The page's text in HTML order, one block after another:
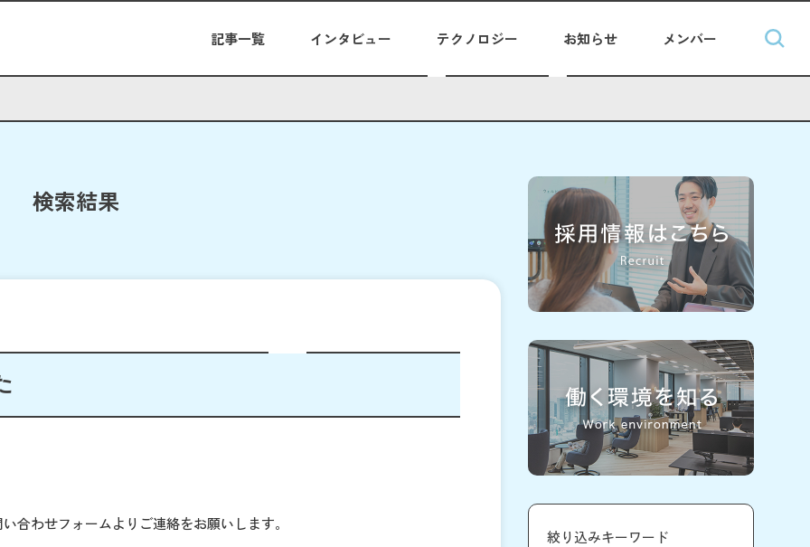
記事一覧 インタビュー テクノロジー お知らせ メンバー
検索結果
合わせフォームよりご連絡をお願いします。
絞り込みキーワード